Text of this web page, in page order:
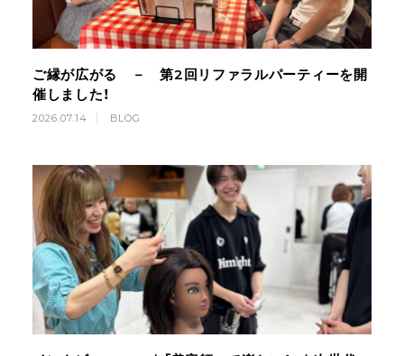
ご縁が広がる － 第2回リファラルパーティーを開
催しました！
2026.07.14 BLOG